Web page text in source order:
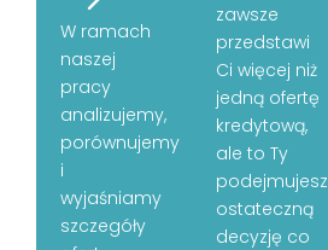
W ramach
naszej
pracy
analizujemy,
porównujemy
i
wyjaśniamy
szczegóły
zawsze
przedstawi
Ci więcej niż
jedną ofertę
kredytową,
ale to Ty
podejmujesz
ostateczną
decyzję co